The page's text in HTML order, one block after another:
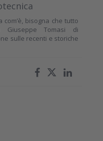
bisogna che tutto
Giuseppe Tomasi di
sulle recenti e storiche